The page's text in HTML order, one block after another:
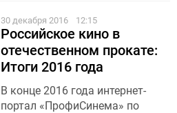
30 декабря 2016 12:15
Российское кино в
отечественном прокате:
Итоги 2016 года
В конце 2016 года интернет-
портал «ПрофиСинема» по